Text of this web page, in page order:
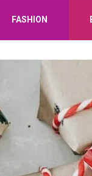
FASHION